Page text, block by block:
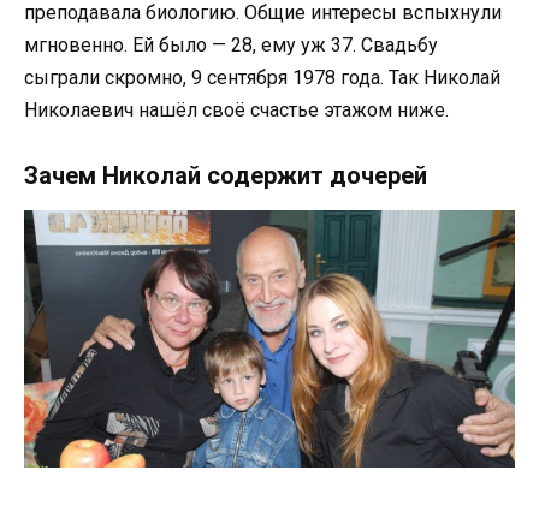
преподавала биологию. Общие интересы вспыхнули
мгновенно. Ей было — 28, ему уж 37. Свадьбу
сыграли скромно, 9 сентября 1978 года. Так Николай
Николаевич нашёл своё счастье этажом ниже.
Зачем Николай содержит дочерей